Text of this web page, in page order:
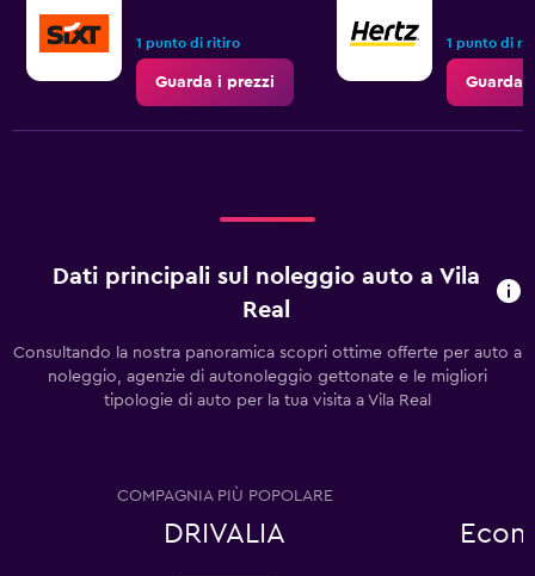
1 punto di ritiro
Guarda i prezzi
1 punto di
Guarda
Dati principali sul noleggio auto a Vila
Real
Consultando la nostra panoramica scopri ottime offerte per auto a
noleggio, agenzie di autonoleggio gettonate e le migliori
tipologie di auto per la tua visita a Vila Real
COMPAGNIA PIÙ POPOLARE
DRIVALIA